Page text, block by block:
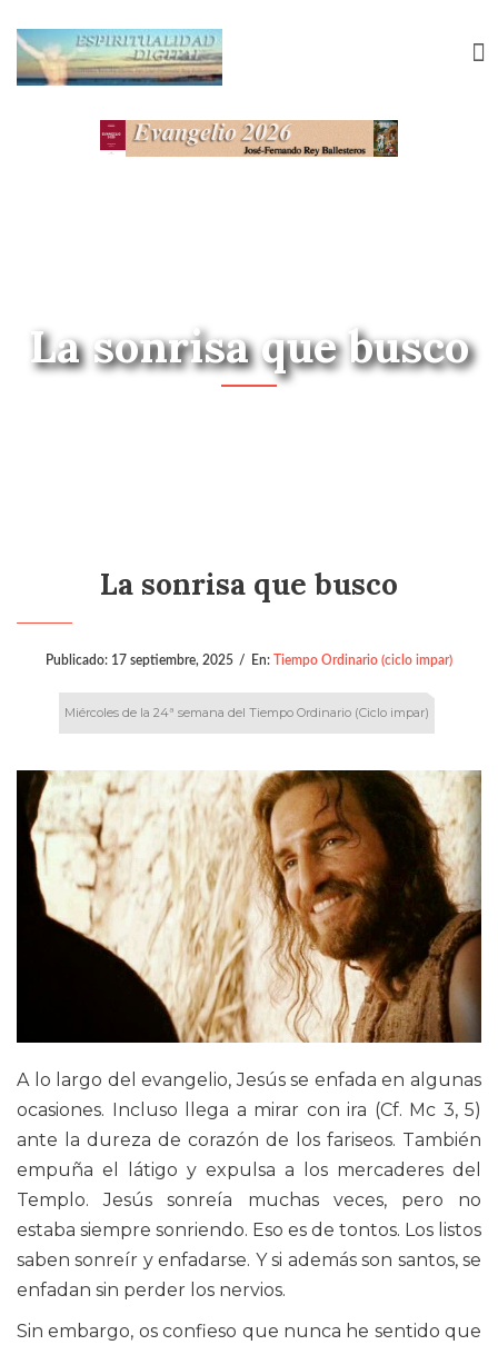
La sonrisa que busco
La sonrisa que busco
Publicado: 17 septiembre, 2025 / En: Tiempo Ordinario (ciclo impar)
Miércoles de la 24ª semana del Tiempo Ordinario (Ciclo impar)
A lo largo del evangelio, Jesús se enfada en algunas
ocasiones. Incluso llega a mirar con ira (Cf. Mc 3, 5)
ante la dureza de corazón de los fariseos. También
empuña el látigo y expulsa a los mercaderes del
Templo. Jesús sonreía muchas veces, pero no
estaba siempre sonriendo. Eso es de tontos. Los listos
saben sonreír y enfadarse. Y si además son santos, se
enfadan sin perder los nervios.
Sin embargo, os confieso que nunca he sentido que